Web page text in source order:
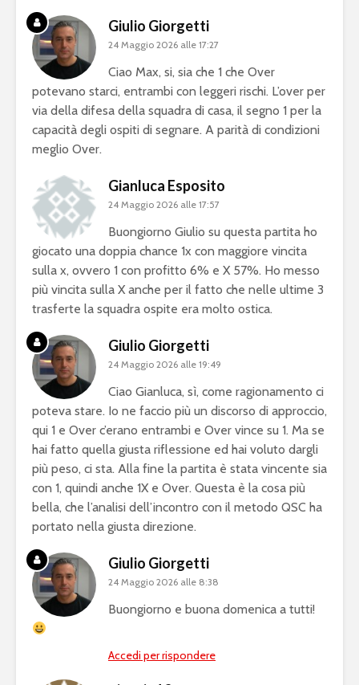
Giulio Giorgetti
24 Maggio 2026 alle 17:27
Ciao Max, si, sia che 1 che Over
potevano starci, entrambi con leggeri rischi. L’over per
via della difesa della squadra di casa, il segno 1 per la
capacità degli ospiti di segnare. A parità di condizioni
meglio Over.
Gianluca Esposito
24 Maggio 2026 alle 17:57
Buongiorno Giulio su questa partita ho
giocato una doppia chance 1x con maggiore vincita
sulla x, ovvero 1 con profitto 6% e X 57%. Ho messo
più vincita sulla X anche per il fatto che nelle ultime 3
trasferte la squadra ospite era molto ostica.
Giulio Giorgetti
24 Maggio 2026 alle 19:49
Ciao Gianluca, sì, come ragionamento ci
poteva stare. Io ne faccio più un discorso di approccio,
qui 1 e Over c’erano entrambi e Over vince su 1. Ma se
hai fatto quella giusta riflessione ed hai voluto dargli
più peso, ci sta. Alla fine la partita è stata vincente sia
con 1, quindi anche 1X e Over. Questa è la cosa più
bella, che l’analisi dell’incontro con il metodo QSC ha
portato nella giusta direzione.
Giulio Giorgetti
24 Maggio 2026 alle 8:38
Buongiorno e buona domenica a tutti!
Accedi per rispondere